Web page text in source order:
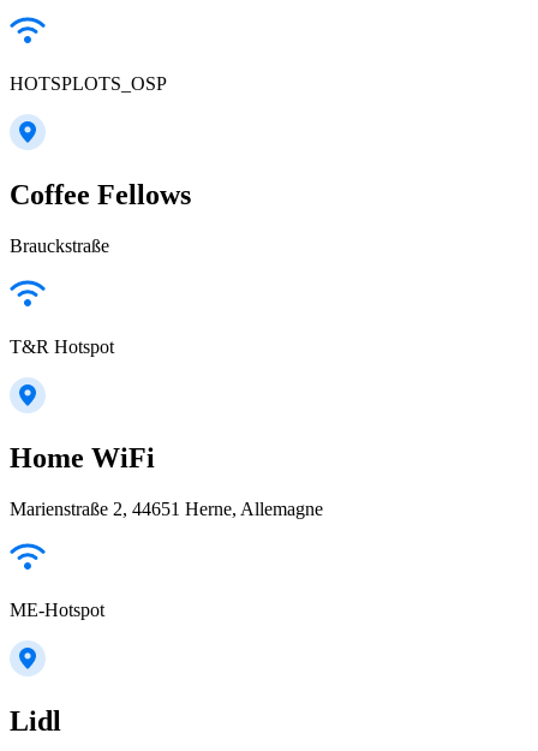
HOTSPLOTS_OSP
Coffee Fellows
Brauckstraße
T&R Hotspot
Home WiFi
Marienstraße 2, 44651 Herne, Allemagne
ME-Hotspot
Lidl